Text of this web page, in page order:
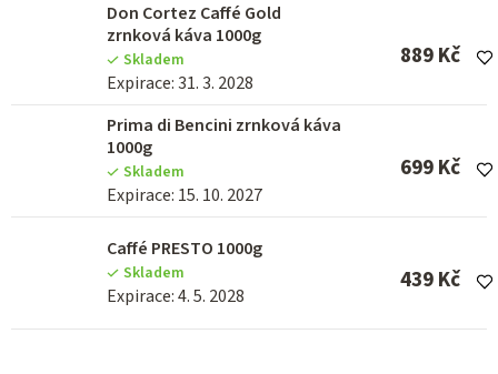
Don Cortez Caffé Gold
zrnková káva 1000g
Skladem
Expirace: 31. 3. 2028
889 Kč
Prima di Bencini zrnková káva
1000g
Skladem
Expirace: 15. 10. 2027
699 Kč
Caffé PRESTO 1000g
Skladem
Expirace: 4. 5. 2028
439 Kč